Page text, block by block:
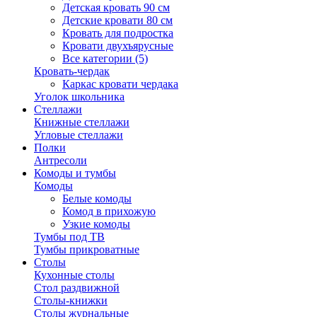
Детская кровать 90 см
Детские кровати 80 см
Кровать для подростка
Кровати двухъярусные
Все категории (5)
Кровать-чердак
Каркас кровати чердака
Уголок школьника
Стеллажи
Книжные стеллажи
Угловые стеллажи
Полки
Антресоли
Комоды и тумбы
Комоды
Белые комоды
Комод в прихожую
Узкие комоды
Тумбы под ТВ
Тумбы прикроватные
Столы
Кухонные столы
Стол раздвижной
Столы-книжки
Столы журнальные